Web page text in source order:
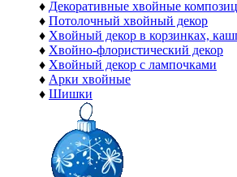
♦ Декоративные хвойные
♦ Потолочный хвойный декор
♦ Хвойный декор в корзинках,
♦ Хвойно-флористический декор
♦ Хвойный декор с лампочками
♦ Арки хвойные
♦ Шишки